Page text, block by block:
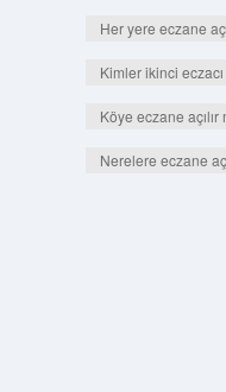
Her yere eczane
Kimler ikinci
Köye eczane açılır
Nerelere eczane